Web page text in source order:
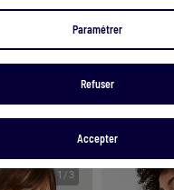
Paramétrer
Refuser
Accepter
24,00 €
2 couleurs
1 / 3